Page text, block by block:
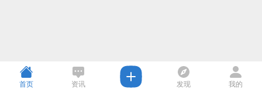
首页 资讯 发现 我的